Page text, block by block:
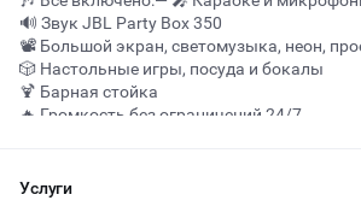
🔊 Звук JBL Party Box 350
📽 Большой экран, светомузыка, неон,
🎲 Настольные игры, посуда и бокалы
🍹 Барная стойка
🔥 Громкость без ограничений 24/7
🎧 Подбор диджеев и артистов
Услуги
ВЕЧЕРИНКИ
Начало